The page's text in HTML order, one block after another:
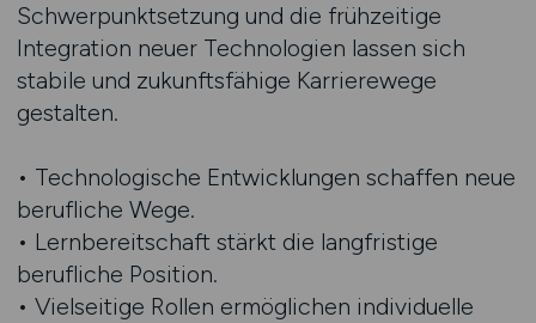
Schwerpunktsetzung und die frühzeitige
Integration neuer Technologien lassen sich
stabile und zukunftsfähige Karrierewege
gestalten.
• Technologische Entwicklungen schaffen neue
berufliche Wege.
• Lernbereitschaft stärkt die langfristige
berufliche Position.
• Vielseitige Rollen ermöglichen individuelle